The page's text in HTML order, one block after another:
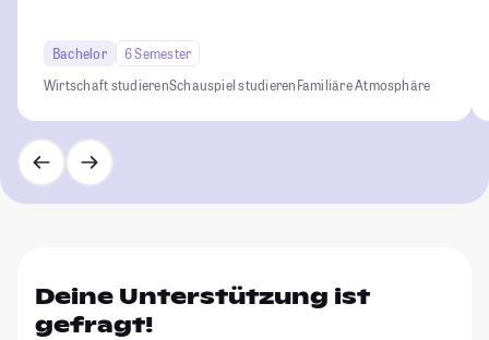
Bachelor
6 Semester
Wirtschaft studierenSchauspiel studierenFamiliäre Atmosphäre
Deine Unterstützung ist
gefragt!